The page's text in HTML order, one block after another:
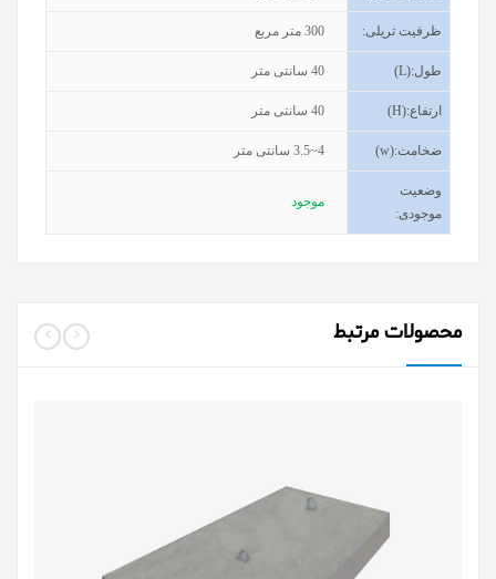
ظرفیت تریلی:
300 متر مربع
طول(L):
40 سانتی متر
ارتفاع(H):
40 سانتی متر
ضخامت(w):
3.5~4 سانتی متر
وضعیت
موجودی:
موجود
محصولات مرتبط